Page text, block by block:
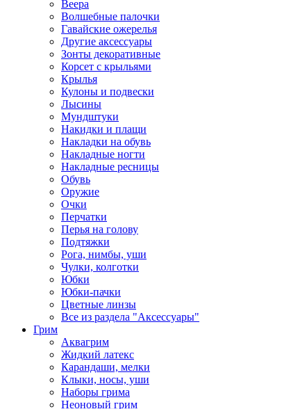
Веера
Волшебные палочки
Гавайские ожерелья
Другие аксессуары
Зонты декоративные
Корсет с крыльями
Крылья
Кулоны и подвески
Лысины
Мундштуки
Накидки и плащи
Накладки на обувь
Накладные ногти
Накладные ресницы
Обувь
Оружие
Очки
Перчатки
Перья на голову
Подтяжки
Рога, нимбы, уши
Чулки, колготки
Юбки
Юбки-пачки
Цветные линзы
Все из раздела "Аксессуары"
Грим
Аквагрим
Жидкий латекс
Карандаши, мелки
Клыки, носы, уши
Наборы грима
Неоновый грим